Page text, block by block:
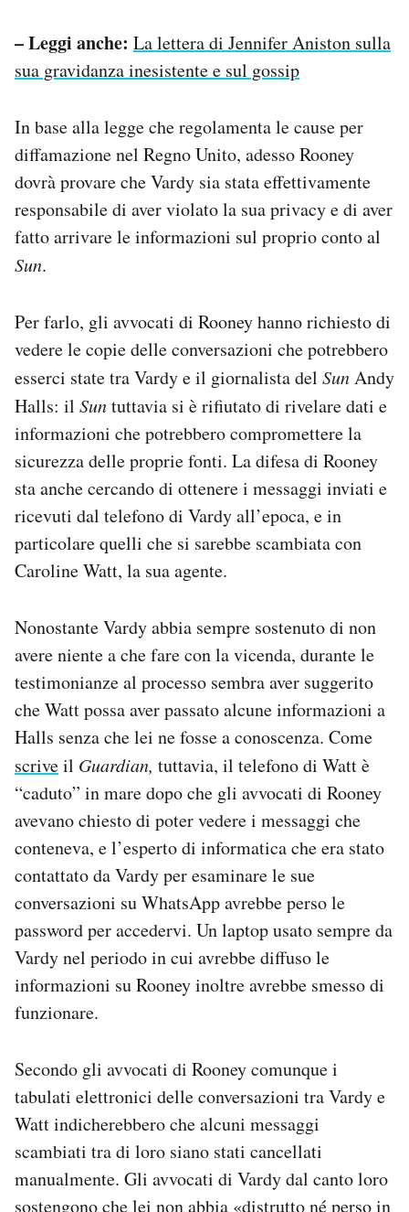
– Leggi anche: La lettera di Jennifer Aniston sulla
sua gravidanza inesistente e sul gossip
In base alla legge che regolamenta le cause per
diffamazione nel Regno Unito, adesso Rooney
dovrà provare che Vardy sia stata effettivamente
responsabile di aver violato la sua privacy e di aver
fatto arrivare le informazioni sul proprio conto al
Sun.
Per farlo, gli avvocati di Rooney hanno richiesto di
vedere le copie delle conversazioni che potrebbero
esserci state tra Vardy e il giornalista del SunAndy
Halls: il Suntuttavia si è rifiutato di rivelare dati e
informazioni che potrebbero compromettere la
sicurezza delle proprie fonti. La difesa di Rooney
sta anche cercando di ottenere i messaggi inviati e
ricevuti dal telefono di Vardy all’epoca, e in
particolare quelli che si sarebbe scambiata con
Caroline Watt, la sua agente.
Nonostante Vardy abbia sempre sostenuto di non
avere niente a che fare con la vicenda, durante le
testimonianze al processo sembra aver suggerito
che Watt possa aver passato alcune informazioni a
Halls senza che lei ne fosse a conoscenza. Come
scriveil Guardian, tuttavia, il telefono di Watt è
“caduto” in mare dopo che gli avvocati di Rooney
avevano chiesto di poter vedere i messaggi che
conteneva, e l’esperto di informatica che era stato
contattato da Vardy per esaminare le sue
conversazioni su WhatsApp avrebbe perso le
password per accedervi. Un laptop usato sempre da
Vardy nel periodo in cui avrebbe diffuso le
informazioni su Rooney inoltre avrebbe smesso di
funzionare.
Secondo gli avvocati di Rooney comunque i
tabulati elettronici delle conversazioni tra Vardy e
Watt indicherebbero che alcuni messaggi
scambiati tra di loro siano stati cancellati
manualmente. Gli avvocati di Vardy dal canto loro
sostengono che lei non abbia «distrutto né perso in